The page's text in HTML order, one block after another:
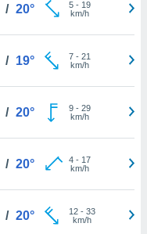
/ 20° 5- 19
km/h
/ 19° 7- 21
km/h
/ 20° 9- 29
km/h
/ 20° 4- 17
km/h
/ 20° 12- 33
km/h